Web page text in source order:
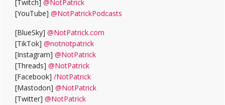
[Twitch] @NotPatrick
[YouTube] @NotPatrickPodcasts
[BlueSky] @NotPatrick.com
[TikTok] @notnotpatrick
[Instagram] @NotPatrick
[Threads] @NotPatrick
[Facebook] /NotPatrick
[Mastodon] @NotPatrick
[Twitter] @NotPatrick